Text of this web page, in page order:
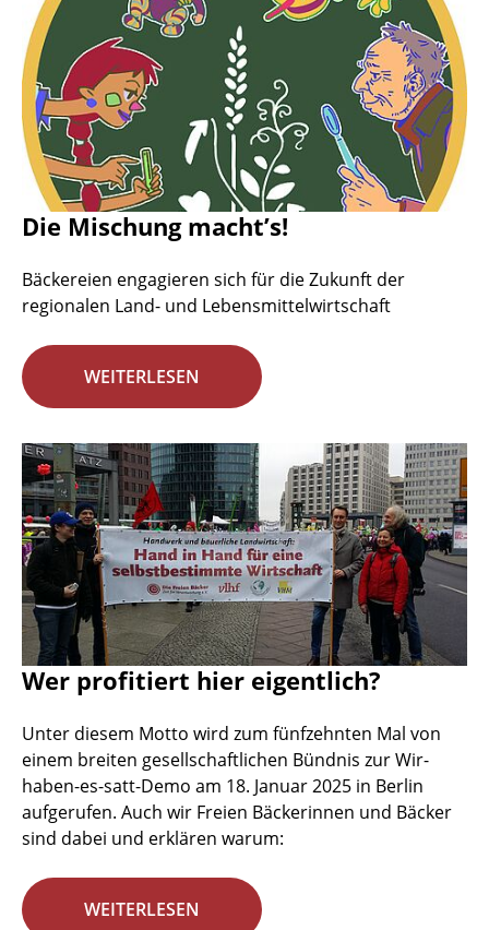
Die Mischung macht’s!
Bäckereien engagieren sich für die Zukunft der
regionalen Land- und Lebensmittelwirtschaft
WEITERLESEN
Wer profitiert hier eigentlich?
Unter diesem Motto wird zum fünfzehnten Mal von
einem breiten gesellschaftlichen Bündnis zur Wir-
haben-es-satt-Demo am 18. Januar 2025 in Berlin
aufgerufen. Auch wir Freien Bäckerinnen und Bäcker
sind dabei und erklären warum:
WEITERLESEN